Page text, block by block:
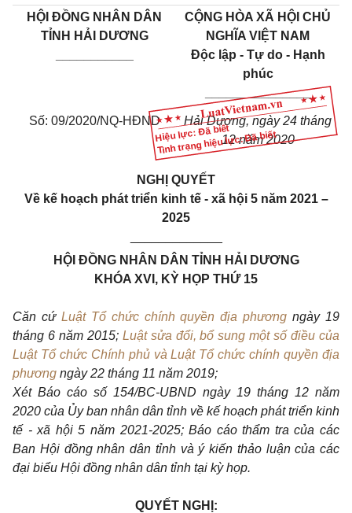
Hiệu lực: Đã biết
Tình trạng hiệu lực: Đã biết
HỘI ĐỒNG NHÂN DÂN
TỈNH HẢI DƯƠNG
CỘNG HÒA XÃ HỘI CHỦ
NGHĨA VIỆT NAM
Độc lập - Tự do - Hạnh
phúc
_______________
Số: 09/2020/NQ-HĐND
Hải Dương, ngày 24 tháng
12 năm 2020
NGHỊ QUYẾT
Về kế hoạch phát triển kinh tế - xã hội 5 năm 2021 –
2025
HỘI ĐỒNG NHÂN DÂN TỈNH HẢI DƯƠNG
KHÓA XVI, KỲ HỌP THỨ 15
Căn cứ Luật Tổ chức chính quyền địa phươngngày 19
tháng 6 năm 2015;Luật sửa đổi, bổ sung một số điều của
Luật Tổ chức Chính phủ và Luật Tổ chức chính quyền địa
phương ngày 22 tháng 11 năm 2019;
Xét Báo cáo số 154/BC-UBND ngày 19 tháng 12 năm
2020 của Ủy ban nhân dân tỉnh về kế hoạch phát triển kinh
tế - xã hội 5 năm 2021-2025; Báo cáo thẩm tra của các
Ban Hội đồng nhân dân tỉnh và ý kiến thảo luận của các
đại biểu Hội đồng nhân dân tỉnh tại kỳ họp.
QUYẾT NGHỊ: